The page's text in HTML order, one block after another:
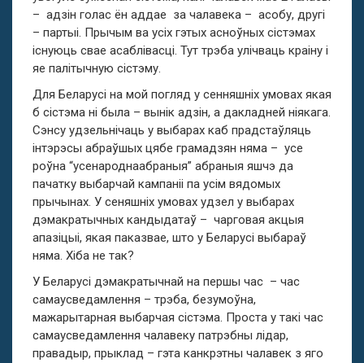
– адзін голас ён аддае за чалавека – асобу, другі
– партыі. Прычым ва усіх гэтых асноўных сістэмах
існуюць свае асаблівасці. Тут трэба улічваць краіну і
яе палітычную сістэму.
Для Беларусі на мой погляд у сенняшніх умовах якая
б сістэма ні была – вынік адзін, а дакладней ніякага.
Сэнсу удзельнічаць у выбарах каб прадстаўляць
інтэрэсы абраўшых цябе грамадзян няма – усе
роўна “усенароднаабраныя” абраныя яшчэ да
пачатку выбарчай кампаніі па усім вядомых
прычынах. У сеняшніх умовах удзел у выбарах
дэмакратычных кандыдатаў – чарговая акцыя
апазіцыі, якая паказвае, што у Беларусі выбараў
няма. Хіба не так?
У Беларусі дэмакратычнай на першы час – час
самаусведамлення – трэба, безумоўна,
мажарытарная выбарчая сістэма. Проста у такі час
самаусведамлення чалавеку патрэбны лідар,
правадыр, прыклад – гэта канкрэтны чалавек з яго